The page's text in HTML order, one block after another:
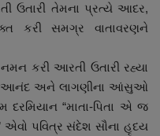
ઉતારી તેમના પ્રત્યે આદર,
કરી સમગ્ર વાતાવરણને
કરી આરતી ઉતારી રહ્યા
આનંદ અને લાગણીના આંસુઓ
“માતા-પિતા એ જ
પવિત્ર સંદેશ સૌના હૃદય